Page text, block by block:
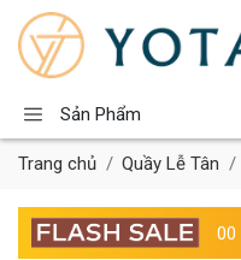
Sản Phẩm
Trang chủ Quầy Lễ Tân
00